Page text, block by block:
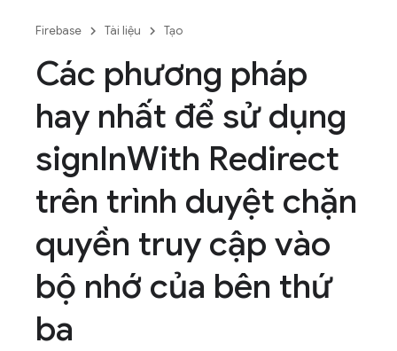
Firebase Tài liệu Tạo
Các phương pháp
hay nhất để sử dụng
signInWith Redirect
trên trình duyệt chặn
quyền truy cập vào
bộ nhớ của bên thứ
ba